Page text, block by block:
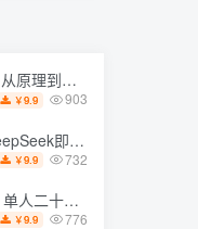
运行的AI Agent
￥9.9 903
，零基础也能快速上手做*
￥9.9 732
程*批量引流获客
￥9.9 776
运行的AI Agent
￥9.9 903
，零基础也能快速上手做*
￥9.9 732
程*批量引流获客
￥9.9 776